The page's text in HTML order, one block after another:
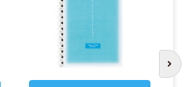
次